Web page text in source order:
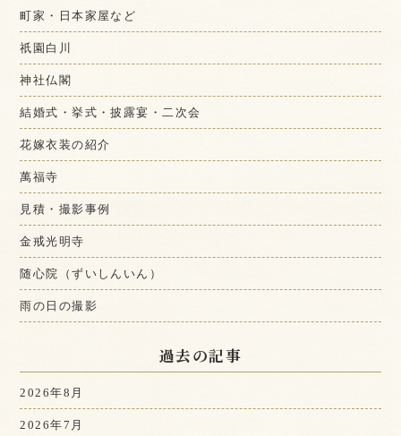
町家・日本家屋など
祇園白川
神社仏閣
結婚式・挙式・披露宴・二次会
花嫁衣装の紹介
萬福寺
見積・撮影事例
金戒光明寺
随心院（ずいしんいん）
雨の日の撮影
過去の記事
2026年8月
2026年7月